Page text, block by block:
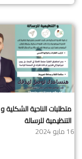
متطلبات الناحية الشكلية و
التنظيمية للرسالة
16 مايو 2024